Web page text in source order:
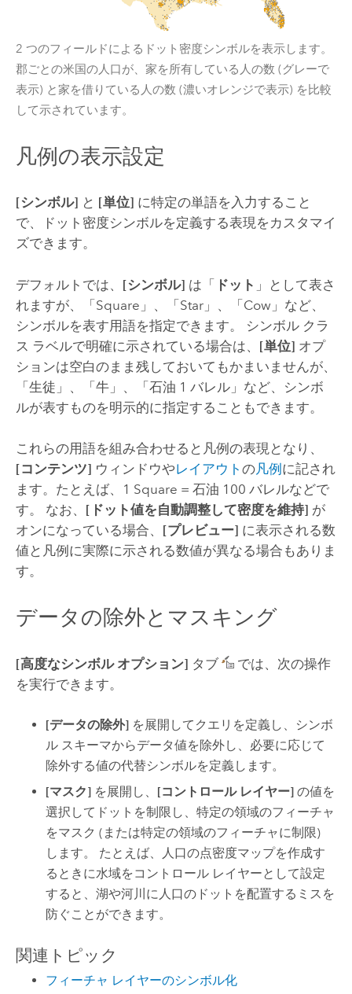
2 つのフィールドによるドット密度シンボルを表示します。
郡ごとの米国の人口が、家を所有している人の数 (グレーで
表示) と家を借りている人の数 (濃いオレンジで表示) を比較
して示されています。
凡例の表示設定
[シンボル] と [単位] に特定の単語を入力すること
で、ドット密度シンボルを定義する表現をカスタマイ
ズできます。
デフォルトでは、 [シンボル] は「 ドット 」として表さ
れますが、「Square」、「Star」、「Cow」など、
シンボルを表す用語を指定できます。 シンボル クラ
ス ラベルで明確に示されている場合は、 [単位] オプ
ションは空白のまま残しておいてもかまいませんが、
「生徒」、「牛」、「石油 1 バレル」など、シンボ
ルが表すものを明示的に指定することもできます。
これらの用語を組み合わせると凡例の表現となり、
[コンテンツ] ウィンドウやレイアウト の凡例に記され
ます。たとえば、1 Square = 石油 100 バレルなどで
す。 なお、 [ドット値を自動調整して密度を維持] が
オンになっている場合、 [プレビュー] に表示される数
値と凡例に実際に示される数値が異なる場合もありま
す。
データの除外とマスキング
[高度なシンボル オプション] タブ
では、次の操作
を実行できます。
[データの除外] を展開してクエリを定義し、シンボ
ル スキーマからデータ値を除外し、必要に応じて
除外する値の代替シンボルを定義します。
[マスク] を展開し、 [コントロール レイヤー] の値を
選択してドットを制限し、特定の領域のフィーチャ
をマスク (または特定の領域のフィーチャに制限)
します。 たとえば、人口の点密度マップを作成す
るときに水域をコントロール レイヤーとして設定
すると、湖や河川に人口のドットを配置するミスを
防ぐことができます。
関連トピック
フィーチャ レイヤーのシンボル化